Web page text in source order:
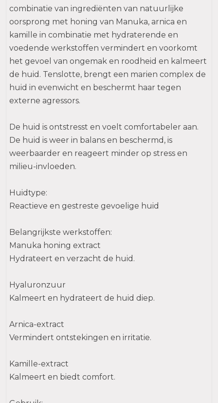
combinatie van ingrediënten van natuurlijke
oorsprong met honing van Manuka, arnica en
kamille in combinatie met hydraterende en
voedende werkstoffen vermindert en voorkomt
het gevoel van ongemak en roodheid en kalmeert
de huid. Tenslotte, brengt een marien complex de
huid in evenwicht en beschermt haar tegen
externe agressors.
De huid is ontstresst en voelt comfortabeler aan.
De huid is weer in balans en beschermd, is
weerbaarder en reageert minder op stress en
milieu-invloeden.
Huidtype:
Reactieve en gestreste gevoelige huid
Belangrijkste werkstoffen:
Manuka honing extract
Hydrateert en verzacht de huid.
Hyaluronzuur
Kalmeert en hydrateert de huid diep.
Arnica-extract
Vermindert ontstekingen en irritatie.
Kamille-extract
Kalmeert en biedt comfort.